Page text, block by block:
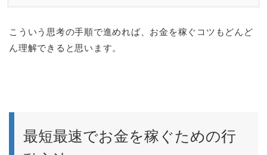
こういう思考の手順で進めれば、お金を稼ぐコツもどんど
ん理解できると思います。
最短最速でお金を稼ぐための行